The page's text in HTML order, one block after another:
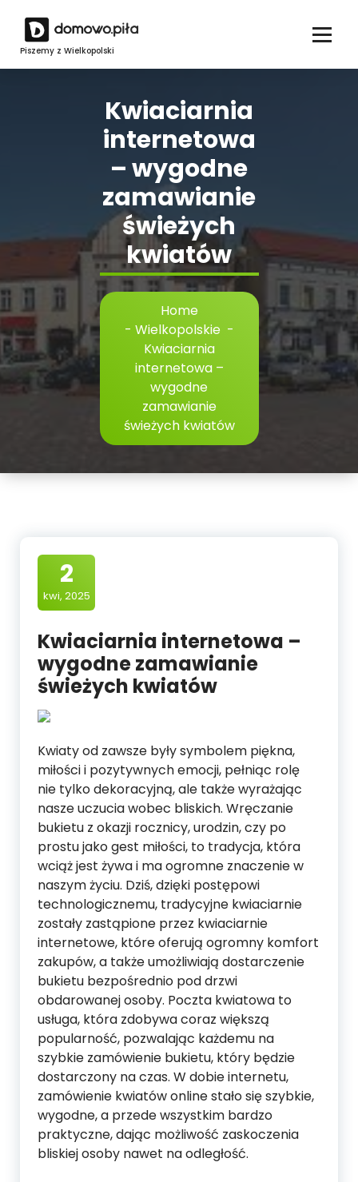
content
Piszemy z Wielkopolski
Kwiaciarnia
internetowa
– wygodne
zamawianie
świeżych
kwiatów
Home
- Wielkopolskie-
Kwiaciarnia
internetowa –
wygodne
zamawianie
świeżych kwiatów
2
kwi, 2025
Kwiaciarnia internetowa –
wygodne zamawianie
świeżych kwiatów
Kwiaty od zawsze były symbolem piękna,
miłości i pozytywnych emocji, pełniąc rolę
nie tylko dekoracyjną, ale także wyrażając
nasze uczucia wobec bliskich. Wręczanie
bukietu z okazji rocznicy, urodzin, czy po
prostu jako gest miłości, to tradycja, która
wciąż jest żywa i ma ogromne znaczenie w
naszym życiu. Dziś, dzięki postępowi
technologicznemu, tradycyjne kwiaciarnie
zostały zastąpione przez kwiaciarnie
internetowe, które oferują ogromny komfort
zakupów, a także umożliwiają dostarczenie
bukietu bezpośrednio pod drzwi
obdarowanej osoby. Poczta kwiatowa to
usługa, która zdobywa coraz większą
popularność, pozwalając każdemu na
szybkie zamówienie bukietu, który będzie
dostarczony na czas. W dobie internetu,
zamówienie kwiatów online stało się szybkie,
wygodne, a przede wszystkim bardzo
praktyczne, dając możliwość zaskoczenia
bliskiej osoby nawet na odległość.